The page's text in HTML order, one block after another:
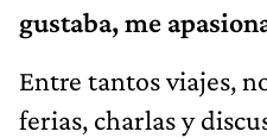
gustaba, me
Entre tantos viajes,
ferias, charlas y